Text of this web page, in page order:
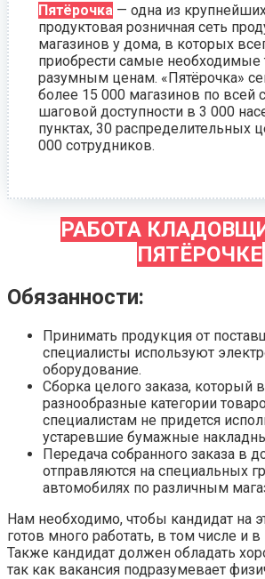
Пятёрочка — одна из
продуктовая розничная сеть
магазинов у дома, в которых
приобрести самые необходимые
разумным ценам. «Пятёрочка»
более 15 000 магазинов по всей
шаговой доступности в 3 000
пунктах, 30 распределительных
000 сотрудников.
РАБОТА
ПЯТЁРОЧКЕ
Обязанности:
Принимать продукция от
специалисты используют
оборудование.
Сборка целого заказа, который
разнообразные категории
специалистам не придется
устаревшие бумажные
Передача собранного заказа в
отправляются на специальных
автомобилях по различным
Нам необходимо, чтобы кандидат на
готов много работать, в том числе и
Также кандидат должен обладать
так как вакансия подразумевает